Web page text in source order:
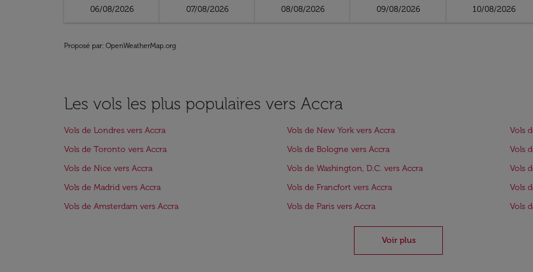
06/08/2026 07/08/2026 08/08/2026 09/08/2026 10/08/2026
Proposé par: OpenWeatherMap.org
Les vols les plus populaires vers Accra
Vols de Londres vers Accra Vols de New York vers Accra
Vols
Vols de Toronto vers Accra
Vols de Bologne vers Accra
Vols
Vols de Nice vers Accra
Vols de Washington, D.C. vers Accra
Vols
Vols de Madrid vers Accra
Vols de Francfort vers Accra
Vols
Vols de Amsterdam vers Accra
Vols de Paris vers Accra Vols
Voir plus